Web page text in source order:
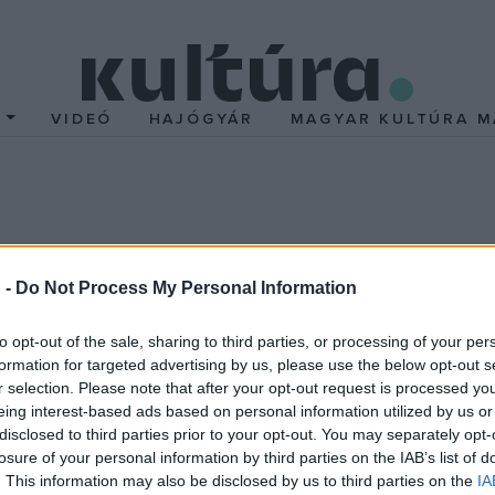
- Do Not Process My Personal Information
opt-out of the sale, sharing to third parties, or processing of your
for targeted advertising by us, please use the below opt-out
selection. Please note that after your opt-out request is processed
interest-based ads based on personal information utilized by us
to third parties prior to your opt-out. You may separately
of your personal information by third parties on the IAB’s list of
This information may also be disclosed by us to third parties on the
VIDEÓ HAJÓGYÁR MAGYAR KULTÚRA
a MÁV
Gergely vezényletével
ad koncertet a MÁV Szimfonikus Zenekar
közös koncertjének szólistája február 10-én Balázs János
második részében Liszt Ferenc Koronázási misé jének előadói
basszus, valamint a Nemzeti Énekkar tagjai − lépnek